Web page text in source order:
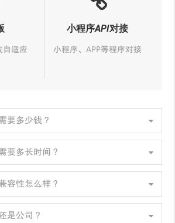
自适应
小程序API对接
小程序、APP等程序对接
要多少钱？
要多长时间？
容性怎么样？
是公司？